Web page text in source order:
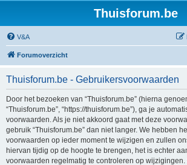
Thuisforum.be
V&A
Forumoverzicht
Thuisforum.be - Gebruikersvoorwaarden
Door het bezoeken van “Thuisforum.be” (hierna
“Thuisforum.be”, “https://thuisforum.be”), ga je
voorwaarden. Als je niet akkoord gaat met deze
gebruik “Thuisforum.be” dan niet langer. We hebben
voorwaarden op ieder moment te wijzigen en zullen
hiervan tijdig op de hoogte te brengen, het is echter
voorwaarden regelmatig te controleren op